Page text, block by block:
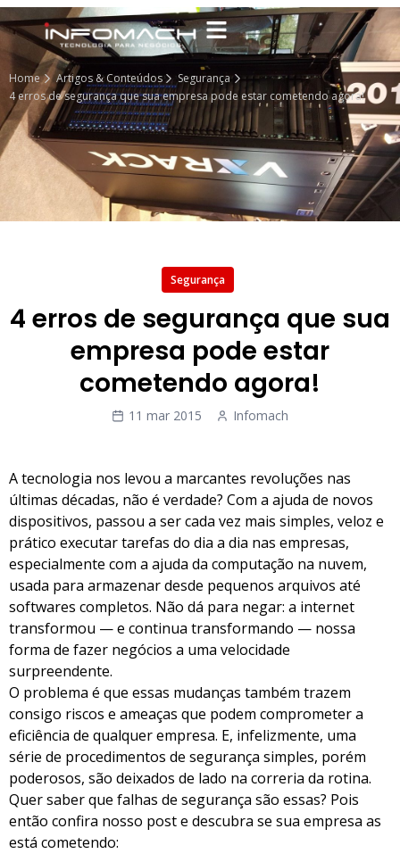
Home Artigos & Conteúdos
Segurança
4 erros de segurança que sua empresa pode estar cometendo agora!
Segurança
4 erros de segurança que sua
empresa pode estar
cometendo agora!
11 mar 2015 Infomach
A tecnologia nos levou a marcantes revoluções nas
últimas décadas, não é verdade? Com a ajuda de novos
dispositivos, passou a ser cada vez mais simples, veloz e
prático executar tarefas do dia a dia nas empresas,
especialmente com a ajuda da computação na nuvem,
usada para armazenar desde pequenos arquivos até
softwares completos. Não dá para negar: a internet
transformou — e continua transformando — nossa
forma de fazer negócios a uma velocidade
surpreendente.
O problema é que essas mudanças também trazem
consigo riscos e ameaças que podem comprometer a
eficiência de qualquer empresa. E, infelizmente, uma
série de procedimentos de segurança simples, porém
poderosos, são deixados de lado na correria da rotina.
Quer saber que falhas de segurança são essas? Pois
então confira nosso post e descubra se sua empresa as
está cometendo: